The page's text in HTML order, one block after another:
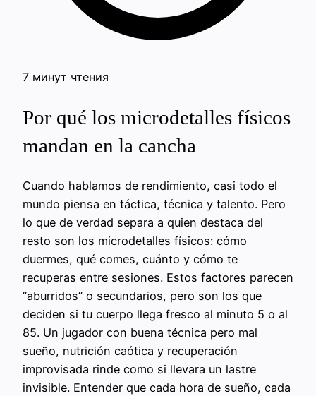
7 минут чтения
Por qué los microdetalles físicos
mandan en la cancha
Cuando hablamos de rendimiento, casi todo el
mundo piensa en táctica, técnica y talento. Pero
lo que de verdad separa a quien destaca del
resto son los microdetalles físicos: cómo
duermes, qué comes, cuánto y cómo te
recuperas entre sesiones. Estos factores parecen
“aburridos” o secundarios, pero son los que
deciden si tu cuerpo llega fresco al minuto 5 o al
85. Un jugador con buena técnica pero mal
sueño, nutrición caótica y recuperación
improvisada rinde como si llevara un lastre
invisible. Entender que cada hora de sueño, cada